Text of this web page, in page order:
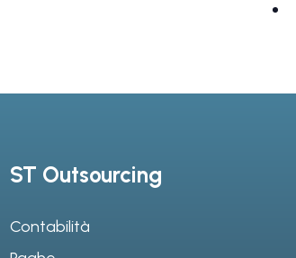
ST Outsourcing
Contabilità